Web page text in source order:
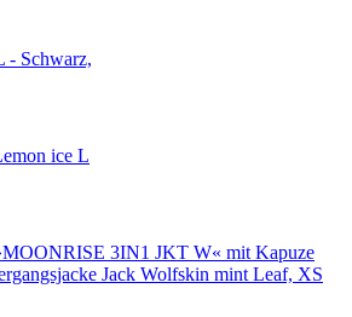
Schwarz,
ice L
3IN1 JKT W« mit Kapuze
Jack Wolfskin mint Leaf, XS